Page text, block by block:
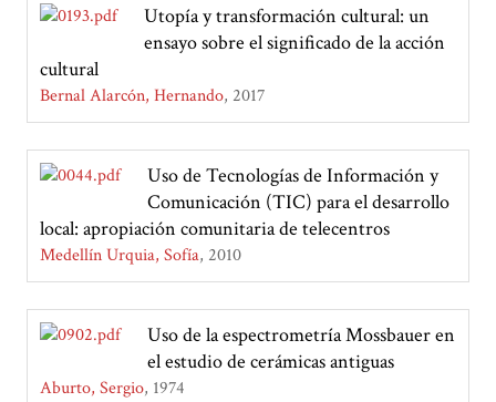
Utopía y transformación cultural: un
ensayo sobre el significado de la acción
cultural
Bernal Alarcón, Hernando 2017
Uso de Tecnologías de Información y
Comunicación (TIC) para el desarrollo
local: apropiación comunitaria de telecentros
Medellín Urquia, Sofía 2010
Uso de la espectrometría Mossbauer en
el estudio de cerámicas antiguas
Aburto, Sergio 1974